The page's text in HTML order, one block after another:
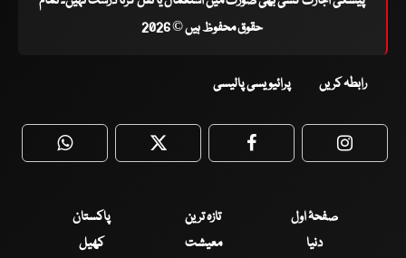
حقوق محفوظ ہیں © 2026
رابطہ کریں پرائیویسی پالیسی
WhatsApp Twitter Facebook
صفحۂ اول تازہ ترین
پاکستان
دنیا
معیشت کھیل